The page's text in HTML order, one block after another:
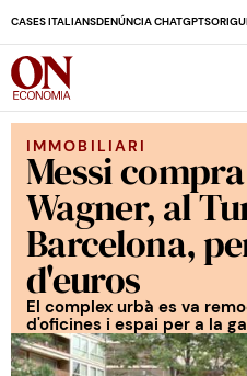
CASES ITALIANSDENÚNCIA CHATGPT
IMMOBILIARI
Messi
Wagner, al
Barcelona,
d'euros
El complex urbà es va
d'oficines i espai per a la